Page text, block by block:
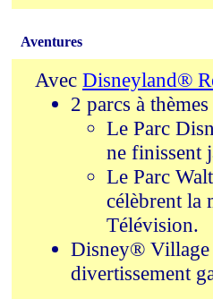
Aventures
Avec Disneyland®
2 parcs à
Le Parc
ne finissent
Le Parc
célèbrent la
Télévision.
Disney® Village
divertissement